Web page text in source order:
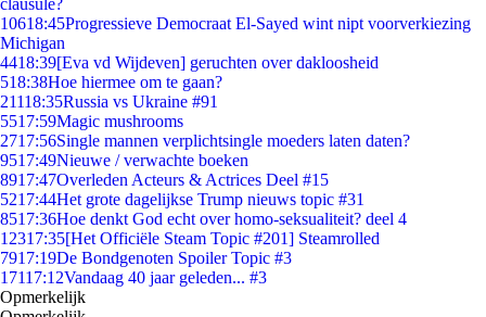
clausule?
10618:45Progressieve Democraat El-Sayed wint nipt voorverkiezing
Michigan
4418:39[Eva vd Wijdeven] geruchten over dakloosheid
518:38Hoe hiermee om te gaan?
21118:35Russia vs Ukraine #91
5517:59Magic mushrooms
2717:56Single mannen verplichtsingle moeders laten daten?
9517:49Nieuwe / verwachte boeken
8917:47Overleden Acteurs & Actrices Deel #15
5217:44Het grote dagelijkse Trump nieuws topic #31
8517:36Hoe denkt God echt over homo-seksualiteit? deel 4
12317:35[Het Officiële Steam Topic #201] Steamrolled
7917:19De Bondgenoten Spoiler Topic #3
17117:12Vandaag 40 jaar geleden... #3
Opmerkelijk